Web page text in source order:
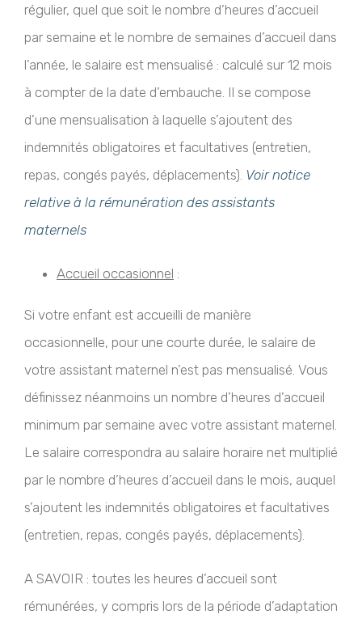
régulier, quel que soit le nombre d’heures d’accueil
par semaine et le nombre de semaines d’accueil dans
l’année, le salaire est mensualisé : calculé sur 12 mois
à compter de la date d’embauche. Il se compose
d’une mensualisation à laquelle s’ajoutent des
indemnités obligatoires et facultatives (entretien,
repas, congés payés, déplacements). Voir notice
relative à la rémunération des assistants
maternels
Accueil occasionnel :
Si votre enfant est accueilli de manière
occasionnelle, pour une courte durée, le salaire de
votre assistant maternel n’est pas mensualisé. Vous
définissez néanmoins un nombre d’heures d’accueil
minimum par semaine avec votre assistant maternel.
Le salaire correspondra au salaire horaire net multiplié
par le nombre d’heures d’accueil dans le mois, auquel
s’ajoutent les indemnités obligatoires et facultatives
(entretien, repas, congés payés, déplacements).
A SAVOIR : toutes les heures d’accueil sont
rémunérées, y compris lors de la période d’adaptation